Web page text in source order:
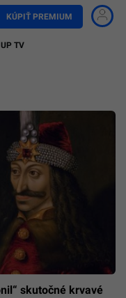
KÚPIŤ PREMIUM
UP TV
skutočné krvavé